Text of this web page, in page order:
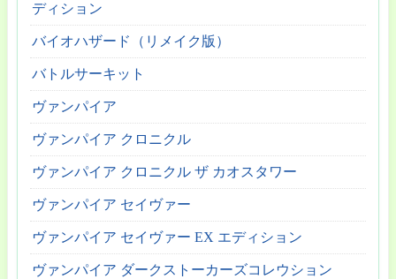
ディション
バイオハザード（リメイク版）
バトルサーキット
ヴァンパイア
ヴァンパイア クロニクル
ヴァンパイア クロニクル ザ カオスタワー
ヴァンパイア セイヴァー
ヴァンパイア セイヴァー EX エディション
ヴァンパイア ダークストーカーズコレウション